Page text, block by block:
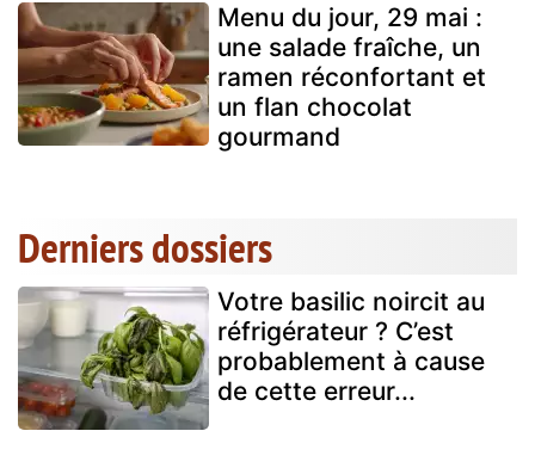
Menu du jour, 29 mai :
une salade fraîche, un
ramen réconfortant et
un flan chocolat
gourmand
Derniers dossiers
Votre basilic noircit au
réfrigérateur ? C’est
probablement à cause
de cette erreur...